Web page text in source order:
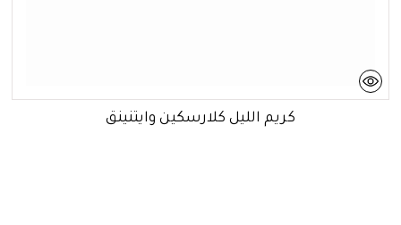
كريم الليل كلارسكين وايتنينق